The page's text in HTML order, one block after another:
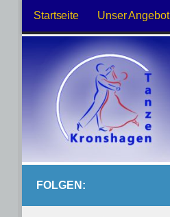
Zum Inhalt springen
Startseite Unser Angebot
FOLGEN: